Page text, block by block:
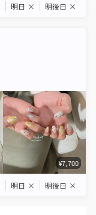
明日 × 明後日 ×
¥7,700
明日 × 明後日 ×